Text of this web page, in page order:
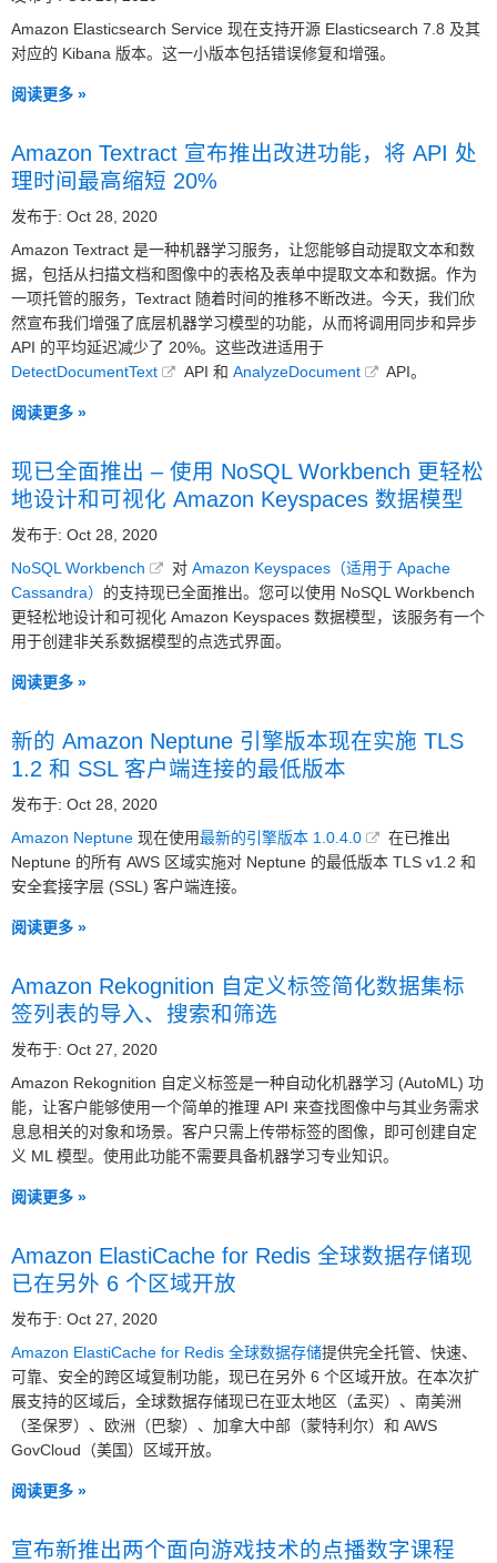
Amazon Elasticsearch Service 现在支持开源 Elasticsearch 7.8 及其
对应的 Kibana 版本。这一小版本包括错误修复和增强。
阅读更多 »
Amazon Textract 宣布推出改进功能，将 API 处
理时间最高缩短 20%
发布于: Oct 28, 2020
Amazon Textract 是一种机器学习服务，让您能够自动提取文本和数
据，包括从扫描文档和图像中的表格及表单中提取文本和数据。作为
一项托管的服务，Textract 随着时间的推移不断改进。今天，我们欣
然宣布我们增强了底层机器学习模型的功能，从而将调用同步和异步
API 的平均延迟减少了 20%。这些改进适用于
DetectDocumentText
API 和 AnalyzeDocument API。
阅读更多 »
现已全面推出 – 使用 NoSQL Workbench 更轻松
地设计和可视化 Amazon Keyspaces 数据模型
发布于: Oct 28, 2020
NoSQL Workbench
对 Amazon Keyspaces（适用于 Apache
Cassandra） 的支持现已全面推出。您可以使用 NoSQL Workbench
更轻松地设计和可视化 Amazon Keyspaces 数据模型，该服务有一个
用于创建非关系数据模型的点选式界面。
阅读更多 »
新的 Amazon Neptune 引擎版本现在实施 TLS
1.2 和 SSL 客户端连接的最低版本
发布于: Oct 28, 2020
Amazon Neptune 现在使用最新的引擎版本 1.0.4.0
在已推出
Neptune 的所有 AWS 区域实施对 Neptune 的最低版本 TLS v1.2 和
安全套接字层 (SSL) 客户端连接。
阅读更多 »
Amazon Rekognition 自定义标签简化数据集标
签列表的导入、搜索和筛选
发布于: Oct 27, 2020
Amazon Rekognition 自定义标签是一种自动化机器学习 (AutoML) 功
能，让客户能够使用一个简单的推理 API 来查找图像中与其业务需求
息息相关的对象和场景。客户只需上传带标签的图像，即可创建自定
义 ML 模型。使用此功能不需要具备机器学习专业知识。
阅读更多 »
Amazon ElastiCache for Redis 全球数据存储现
已在另外 6 个区域开放
发布于: Oct 27, 2020
Amazon ElastiCache for Redis 全球数据存储提供完全托管、快速、
可靠、安全的跨区域复制功能，现已在另外 6 个区域开放。在本次扩
展支持的区域后，全球数据存储现已在亚太地区（孟买）、南美洲
（圣保罗）、欧洲（巴黎）、加拿大中部（蒙特利尔）和 AWS
GovCloud（美国）区域开放。
阅读更多 »
宣布新推出两个面向游戏技术的点播数字课程